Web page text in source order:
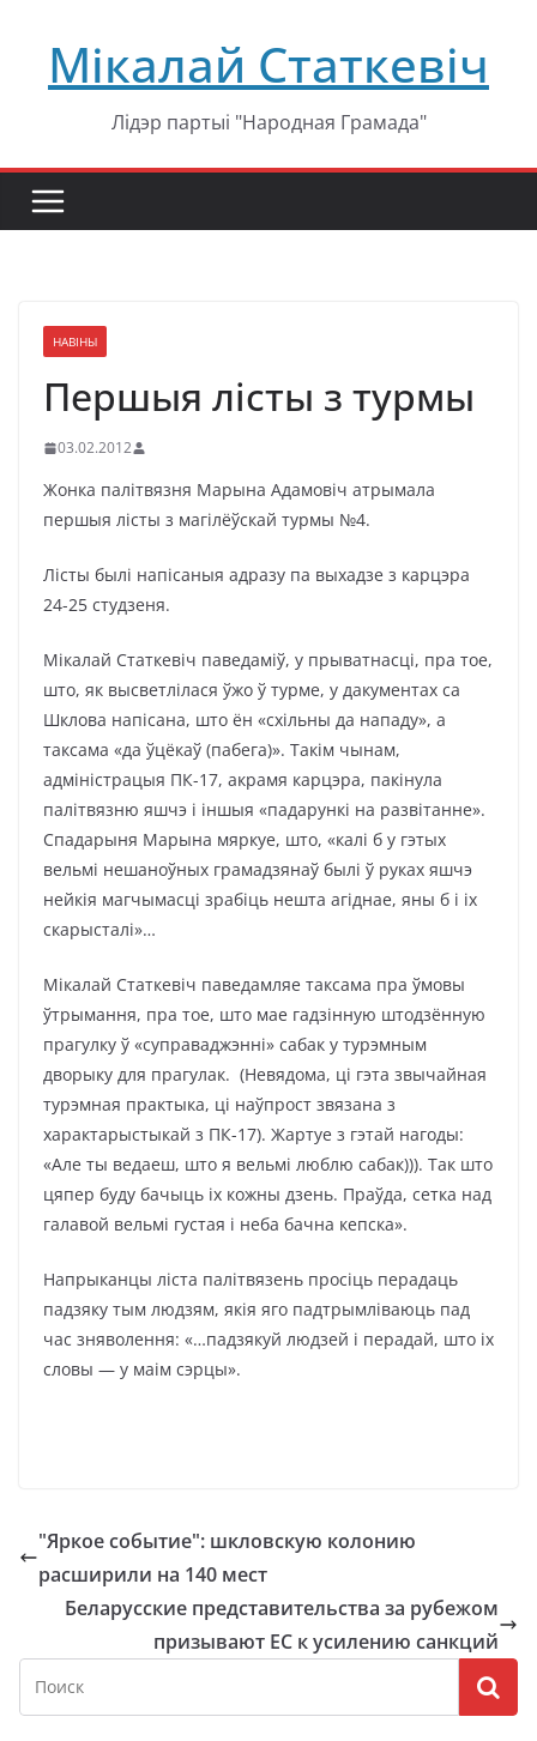
содержимому
Мікалай Статкевіч
Лідэр партыі "Народная Грамада"
НАВІНЫ
Першыя лісты з турмы
03.02.2012
Жонка палітвязня Марына Адамовіч атрымала
першыя лісты з магілёўскай турмы №4.
Лісты былі напісаныя адразу па выхадзе з карцэра
24-25 студзеня.
Мікалай Статкевіч паведаміў, у прыватнасці, пра тое,
што, як высветлілася ўжо ў турме, у дакументах са
Шклова напісана, што ён «схільны да нападу», а
таксама «да ўцёкаў (пабега)». Такім чынам,
адміністрацыя ПК-17, акрамя карцэра, пакінула
палітвязню яшчэ і іншыя «падарункі на развітанне».
Спадарыня Марына мяркуе, што, «калі б у гэтых
вельмі нешаноўных грамадзянаў былі ў руках яшчэ
нейкія магчымасці зрабіць нешта агіднае, яны б і іх
скарысталі»…
Мікалай Статкевіч паведамляе таксама пра ўмовы
ўтрымання, пра тое, што мае гадзінную штодзённую
прагулку ў «суправаджэнні» сабак у турэмным
дворыку для прагулак. (Невядома, ці гэта звычайная
турэмная практыка, ці наўпрост звязана з
характарыстыкай з ПК-17). Жартуе з гэтай нагоды:
«Але ты ведаеш, што я вельмі люблю сабак))). Так што
цяпер буду бачыць іх кожны дзень. Праўда, сетка над
галавой вельмі густая і неба бачна кепска».
Напрыканцы ліста палітвязень просіць перадаць
падзяку тым людзям, якія яго падтрымліваюць пад
час зняволення: «…падзякуй людзей і перадай, што іх
словы — у маім сэрцы».
"Яркое событие": шкловскую колонию
расширили на 140 мест
Беларусские представительства за рубежом
призывают ЕС к усилению санкций